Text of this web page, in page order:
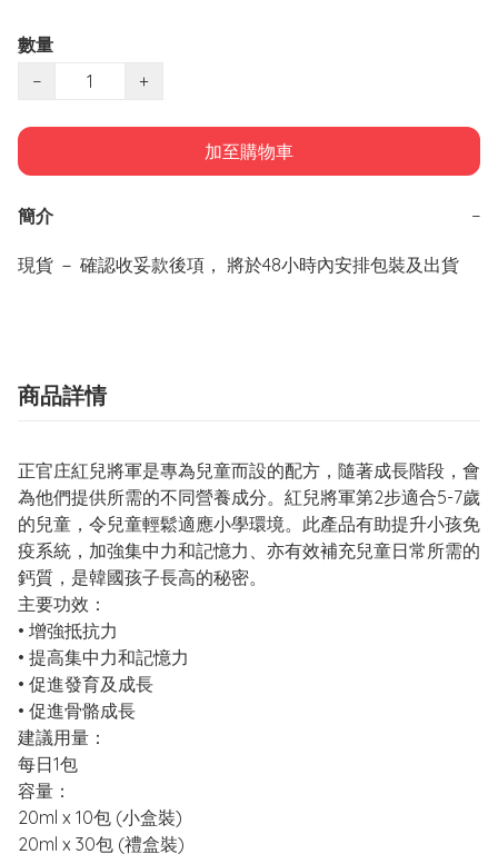
數量
−
+
加至購物車
簡介 −
商品詳情
正官庄紅兒將軍是專為兒童而設的配方，隨著成長階段，會
為他們提供所需的不同營養成分。紅兒將軍第2步適合5-7歲
的兒童，令兒童輕鬆適應小學環境。此產品有助提升小孩免
疫系統，加強集中力和記憶力、亦有效補充兒童日常所需的
鈣質，是韓國孩子長高的秘密。
主要功效：
• 增強抵抗力
• 提高集中力和記憶力
• 促進發育及成長
• 促進骨骼成長
建議用量：
每日1包
容量：
20ml x 10包 (小盒裝)
20ml x 30包 (禮盒裝)